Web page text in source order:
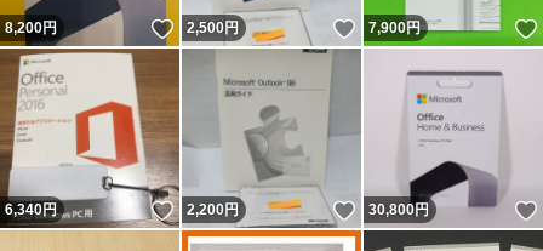
8,200円 いいね！
2,500円 いいね！
7,900円
6,340円 いいね！
2,200円 いいね！
30,800円